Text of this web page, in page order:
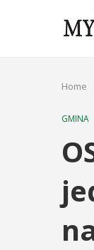
Home
GMINA